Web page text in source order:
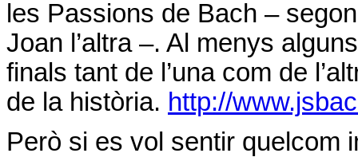
les Passions de Bach –
Joan l’altra –. Al menys
finals tant de l’una com de
de la història. http://
Però si es vol sentir quelcom